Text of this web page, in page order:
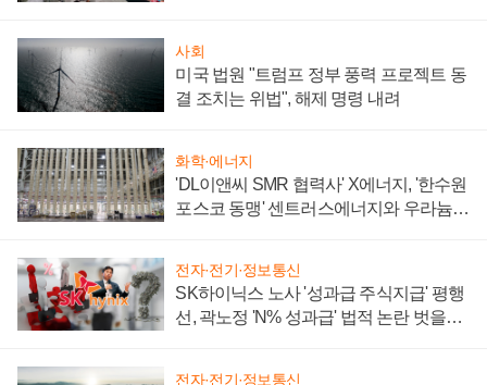
사회
미국 법원 "트럼프 정부 풍력 프로젝트 동
결 조치는 위법", 해제 명령 내려
화학·에너지
'DL이앤씨 SMR 협력사' X에너지, '한수원
포스코 동맹' 센트러스에너지와 우라늄
전자·전기·정보통신
SK하이닉스 노사 '성과급 주식지급' 평행
선, 곽노정 'N% 성과급' 법적 논란 벗을지
전자·전기·정보통신